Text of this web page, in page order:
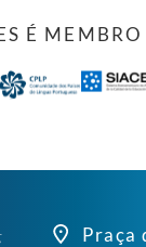
É MEMBRO
Praça